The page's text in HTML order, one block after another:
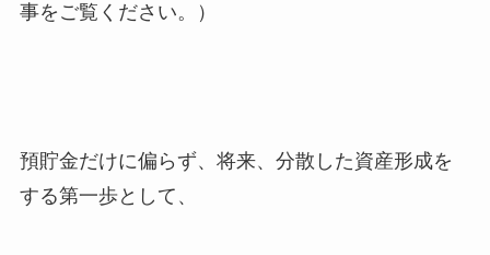
事をご覧ください。）
預貯金だけに偏らず、将来、分散した資産形成を
する第一歩として、